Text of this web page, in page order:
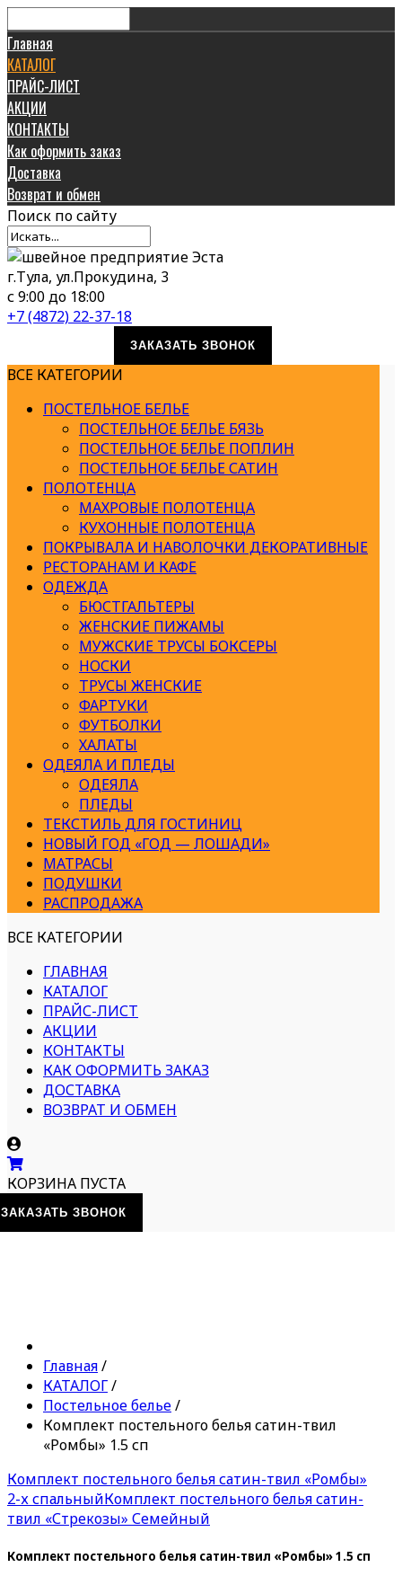
Главная
КАТАЛОГ
ПРАЙС-ЛИСТ
АКЦИИ
КОНТАКТЫ
Как оформить заказ
Доставка
Возврат и обмен
Поиск по сайту
г.Тула, ул.Прокудина, 3
с 9:00 до 18:00
+7 (4872) 22-37-18
ЗАКАЗАТЬ ЗВОНОК
ВСЕ КАТЕГОРИИ
ПОСТЕЛЬНОЕ БЕЛЬЕ
ПОСТЕЛЬНОЕ БЕЛЬЕ БЯЗЬ
ПОСТЕЛЬНОЕ БЕЛЬЕ ПОПЛИН
ПОСТЕЛЬНОЕ БЕЛЬЕ САТИН
ПОЛОТЕНЦА
МАХРОВЫЕ ПОЛОТЕНЦА
КУХОННЫЕ ПОЛОТЕНЦА
ПОКРЫВАЛА И НАВОЛОЧКИ ДЕКОРАТИВНЫЕ
РЕСТОРАНАМ И КАФЕ
ОДЕЖДА
БЮСТГАЛЬТЕРЫ
ЖЕНСКИЕ ПИЖАМЫ
МУЖСКИЕ ТРУСЫ БОКСЕРЫ
НОСКИ
ТРУСЫ ЖЕНСКИЕ
ФАРТУКИ
ФУТБОЛКИ
ХАЛАТЫ
ОДЕЯЛА И ПЛЕДЫ
ОДЕЯЛА
ПЛЕДЫ
ТЕКСТИЛЬ ДЛЯ ГОСТИНИЦ
НОВЫЙ ГОД «ГОД — ЛОШАДИ»
МАТРАСЫ
ПОДУШКИ
РАСПРОДАЖА
ВСЕ КАТЕГОРИИ
ГЛАВНАЯ
КАТАЛОГ
ПРАЙС-ЛИСТ
АКЦИИ
КОНТАКТЫ
КАК ОФОРМИТЬ ЗАКАЗ
ДОСТАВКА
ВОЗВРАТ И ОБМЕН
КОРЗИНА ПУСТА
ЗАКАЗАТЬ ЗВОНОК
Главная/
КАТАЛОГ/
Постельное белье/
Комплект постельного белья сатин-твил
«Ромбы» 1.5 сп
Комплект постельного белья сатин-твил «Ромбы»
2-х спальныйКомплект постельного белья сатин-
твил «Стрекозы» Семейный
Комплект постельного белья сатин-твил «Ромбы» 1.5 сп